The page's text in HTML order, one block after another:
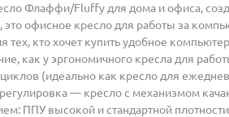
Флаффи/Fluffy для дома и офиса,
офисное кресло для работы за
тех, кто хочет купить удобное
как у эргономичного кресла для
(идеально как кресло для
— кресло с механизмом
ППУ высокой и стандартной